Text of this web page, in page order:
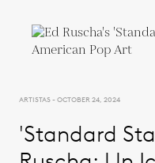
ARTISTAS - OCTOBER 24, 2024
'Standard